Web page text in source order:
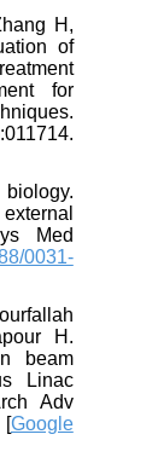
H,
of
for
Med
0031-
H.
beam
Linac
Adv
[Google